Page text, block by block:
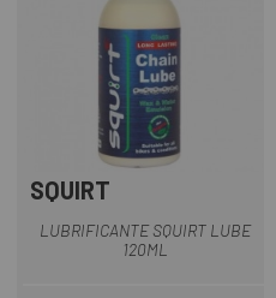
SQUIRT
LUBRIFICANTE SQUIRT LUBE
120ML